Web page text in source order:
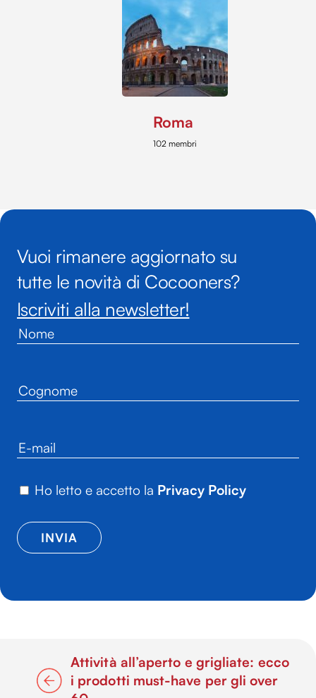
Roma
102 membri
Vuoi rimanere aggiornato su
tutte le novità di Cocooners?
Iscriviti alla newsletter!
Ho letto e accetto la Privacy Policy
Attività all’aperto e grigliate: ecco
i prodotti must-have per gli over